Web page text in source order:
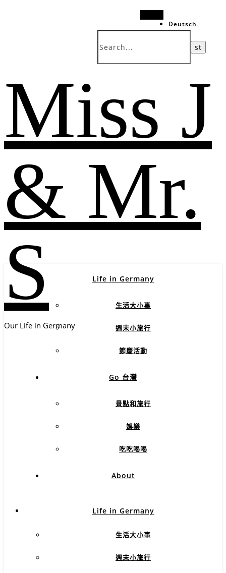
Deutsch
中文 (台灣)
Miss J
& Mr.
S
Our Life in Germany
Life in Germany
生活大小事
週末小旅行
節慶活動
Go 台灣
景點和旅行
娛樂
吃吃喝喝
About
Life in Germany
生活大小事
週末小旅行